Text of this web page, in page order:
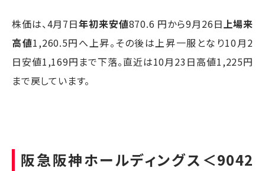
株価は、4月7日年初来安値870.6 円から9月26日上場来
高値1,260.5円へ上昇。その後は上昇一服となり10月2
日安値1,169円まで下落。直近は10月23日高値1,225円
まで戻しています。
阪急阪神ホールディングス ＜9042